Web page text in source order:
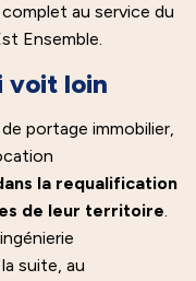
au service du
Ensemble.
voit loin
portage immobilier,
la requalification
de leur territoire.
suite, au